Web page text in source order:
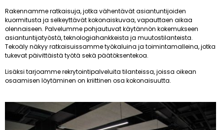
Rakennamme ratkaisuja, jotka vähentävät asiantuntijoiden
kuormitusta ja selkeyttävät kokonaiskuvaa, vapauttaen aikaa
olennaiseen. Palvelumme pohjautuvat käytännön kokemukseen
asiantuntijatyöstä, teknologiahankkeista ja muutostilanteista.
Tekoäly näkyy ratkaisuissamme työkaluina ja toimintamalleina, jotka
tukevat päivittäistä työtä sekä päätöksentekoa.
Lisäksi tarjoamme rekrytointipalveluita tilanteissa, joissa oikean
osaamisen löytäminen on kriittinen osa kokonaisuutta.